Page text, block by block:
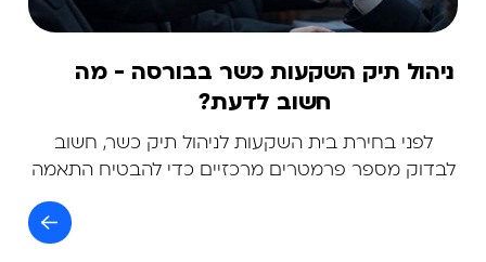
ניהול תיק השקעות כשר בבורסה - מה
חשוב לדעת?
לפני בחירת בית השקעות לניהול תיק כשר, חשוב
לבדוק מספר פרמטרים מרכזיים כדי להבטיח התאמה